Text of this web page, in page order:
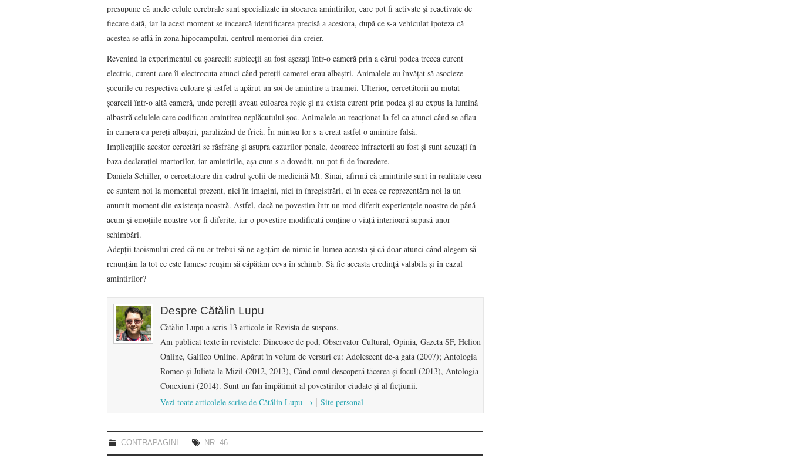
presupune că unele celule cerebrale sunt specializate în stocarea amintirilor, care pot fi activate și reactivate de
fiecare dată, iar la acest moment se încearcă identificarea precisă a acestora, după ce s-a vehiculat ipoteza că
acestea se află în zona hipocampului, centrul memoriei din creier.
Revenind la experimentul cu șoarecii: subiecții au fost așezați într-o cameră prin a cărui podea trecea curent
electric, curent care îi electrocuta atunci când pereții camerei erau albaștri. Animalele au învăţat să asocieze
şocurile cu respectiva culoare și astfel a apărut un soi de amintire a traumei. Ulterior, cercetătorii au mutat
şoarecii într-o altă cameră, unde pereții aveau culoarea roșie și nu exista curent prin podea şi au expus la lumină
albastră celulele care codificau amintirea neplăcutului șoc. Animalele au reacţionat la fel ca atunci când se aflau
în camera cu pereți albaștri, paralizând de frică. În mintea lor s-a creat astfel o amintire falsă.
Implicațiile acestor cercetări se răsfrâng și asupra cazurilor penale, deoarece infractorii au fost și sunt acuzați în
baza declarației martorilor, iar amintirile, așa cum s-a dovedit, nu pot fi de încredere.
Daniela Schiller, o cercetătoare din cadrul școlii de medicină Mt. Sinai, afirmă că amintirile sunt în realitate ceea
ce suntem noi la momentul prezent, nici în imagini, nici în înregistrări, ci în ceea ce reprezentăm noi la un
anumit moment din existența noastră. Astfel, dacă ne povestim într-un mod diferit experiențele noastre de până
acum și emoțiile noastre vor fi diferite, iar o povestire modificată conține o viață interioară supusă unor
schimbări.
Adepții taoismului cred că nu ar trebui să ne agățăm de nimic în lumea aceasta și că doar atunci când alegem să
renunțăm la tot ce este lumesc reușim să căpătăm ceva în schimb. Să fie această credință valabilă și în cazul
amintirilor?
Despre Cătălin Lupu
Cătălin Lupu a scris 13 articole în Revista de suspans.
Am publicat texte în revistele: Dincoace de pod, Observator Cultural, Opinia, Gazeta SF, Helion
Online, Galileo Online. Apărut în volum de versuri cu: Adolescent de-a gata (2007); Antologia
Romeo și Julieta la Mizil (2012, 2013), Când omul descoperă tăcerea și focul (2013), Antologia
Conexiuni (2014). Sunt un fan împătimit al povestirilor ciudate și al ficțiunii.
Vezi toate articolele scrise de Cătălin Lupu → Site personal
CONTRAPAGINI NR. 46